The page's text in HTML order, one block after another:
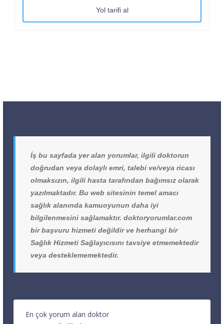
Yol tarifi al
İş bu sayfada yer alan yorumlar, ilgili doktorun
doğrudan veya dolaylı emri, talebi ve/veya ricası
olmaksızın, ilgili hasta tarafından bağımsız olarak
yazılmaktadır. Bu web sitesinin temel amacı
sağlık alanında kamuoyunun daha iyi
bilgilenmesini sağlamaktır. doktoryorumlar.com
bir başvuru hizmeti değildir ve herhangi bir
Sağlık Hizmeti Sağlayıcısını tavsiye etmemektedir
veya desteklememektedir.
En çok yorum alan doktor